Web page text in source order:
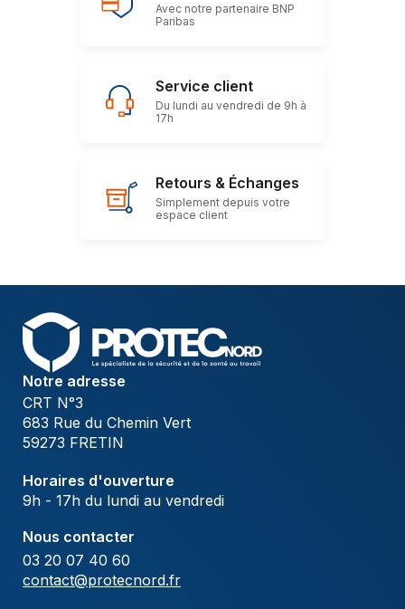
Avec notre partenaire BNP
Paribas
Service client
Du lundi au vendredi de 9h à
17h
Retours & Échanges
Simplement depuis votre
espace client
Notre adresse
CRT N°3
683 Rue du Chemin Vert
59273 FRETIN
Horaires d'ouverture
9h - 17h du lundi au vendredi
Nous contacter
03 20 07 40 60
contact@protecnord.fr